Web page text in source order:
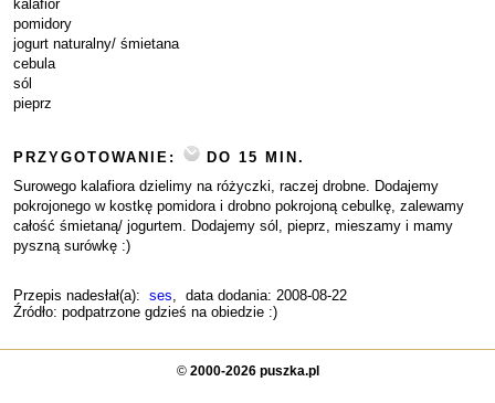
kalafior
pomidory
jogurt naturalny/ śmietana
cebula
sól
pieprz
PRZYGOTOWANIE:
DO 15 MIN.
Surowego kalafiora dzielimy na różyczki, raczej drobne. Dodajemy
pokrojonego w kostkę pomidora i drobno pokrojoną cebulkę, zalewamy
całość śmietaną/ jogurtem. Dodajemy sól, pieprz, mieszamy i mamy
pyszną surówkę :)
Przepis nadesłał(a): ses, data dodania: 2008-08-22
Źródło: podpatrzone gdzieś na obiedzie :)
© 2000-2026 puszka.pl